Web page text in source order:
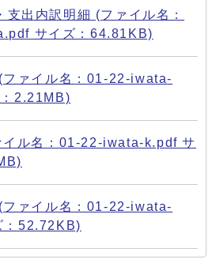
支出内訳明細 (ファイル名：
サイズ：64.81KB)
ファイル名：01-22-iwata-
2.21MB)
イル名：01-22-iwata-k.pdf サ
ファイル名：01-22-iwata-
：52.72KB)